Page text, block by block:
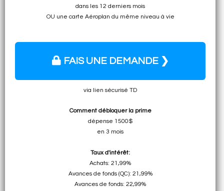
quel vol Air Canada
dans les 12 derniers mois
OU une carte Aéroplan du même niveau à vie
FAIS UNE DEMANDE ❯
via lien sécurisé TD
Comment débloquer la prime
dépense 1500$
en 3 mois
Taux d'intérêt:
Achats: 21,99%
Avances de fonds (QC): 21,99%
Avances de fonds: 22,99%